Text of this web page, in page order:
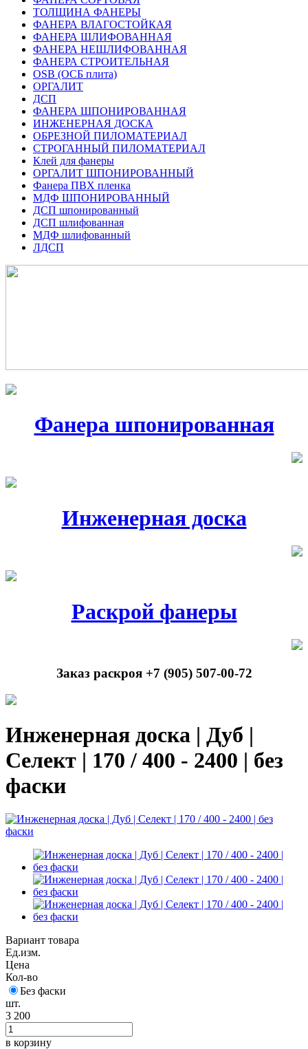
ТОЛЩИНА ФАНЕРЫ
ФАНЕРА ВЛАГОСТОЙКАЯ
ФАНЕРА ШЛИФОВАННАЯ
ФАНЕРА НЕШЛИФОВАННАЯ
ФАНЕРА СТРОИТЕЛЬНАЯ
OSB (ОСБ плита)
ОРГАЛИТ
ДСП
ФАНЕРА ШПОНИРОВАННАЯ
ИНЖЕНЕРНАЯ ДОСКА
ОБРЕЗНОЙ ПИЛОМАТЕРИАЛ
СТРОГАННЫЙ ПИЛОМАТЕРИАЛ
Клей для фанеры
ОРГАЛИТ ШПОНИРОВАННЫЙ
Фанера ПВХ пленка
МДФ ШПОНИРОВАННЫЙ
ДСП шпонированный
ДСП шлифованная
МДФ шлифованный
ЛДСП
Фанера шпонированная
Инженерная доска
Раскрой фанеры
Заказ раскроя +7 (905) 507-00-72
Инженерная доска | Дуб |
Селект | 170 / 400 - 2400 | без
фаски
Вариант товара
Ед.изм.
Цена
Кол-во
Без фаски
шт.
3 200
в корзину